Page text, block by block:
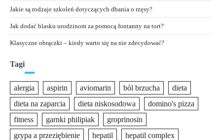
Jakie są rodzaje szkoleń dotyczących dbania o rzęsy?
Jak dodać blasku urodzinom za pomocą fontanny na tort?
Klasyczne obrączki – kiedy warto się na nie zdecydować?
Tagi
alergia aspirin aviomarin ból brzucha
dieta
dieta na zaparcia
dieta niskosodowa
domino's pizza
fitness
garnki philipiak
groprinosin
grypa a przeziębienie
hepatil
hepatil complex